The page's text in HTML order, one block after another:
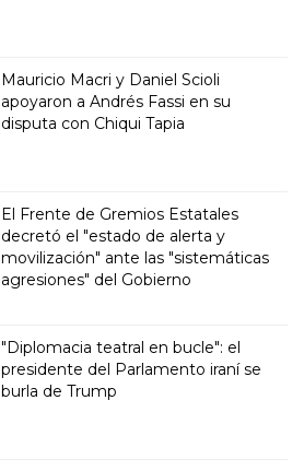
Mauricio Macri y Daniel Scioli
apoyaron a Andrés Fassi en su
disputa con Chiqui Tapia
El Frente de Gremios Estatales
decretó el "estado de alerta y
movilización" ante las "sistemáticas
agresiones" del Gobierno
"Diplomacia teatral en bucle": el
presidente del Parlamento iraní se
burla de Trump